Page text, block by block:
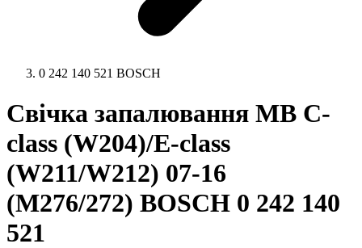
0 242 140 521 BOSCH
Свічка запалювання MB C-
class (W204)/E-class
(W211/W212) 07-16
(M276/272) BOSCH 0 242 140
521